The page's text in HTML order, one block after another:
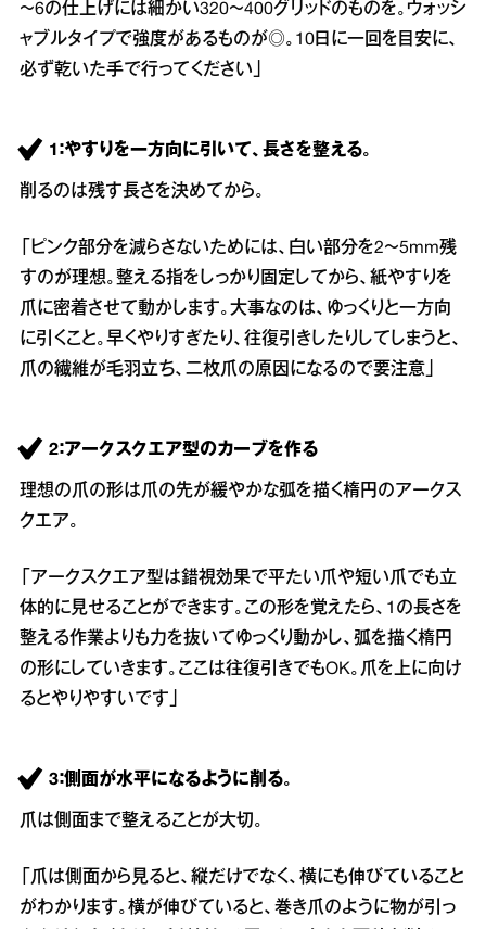
～6の仕上げには細かい320～400グリッドのものを。ウォッシ
ャブルタイプで強度があるものが◎。10日に一回を目安に、
必ず乾いた手で行ってください」
1：やすりを一方向に引いて、長さを整える。
削るのは残す長さを決めてから。
「ピンク部分を減らさないためには、白い部分を2～5mm残
すのが理想。整える指をしっかり固定してから、紙やすりを
爪に密着させて動かします。大事なのは、ゆっくりと一方向
に引くこと。早くやりすぎたり、往復引きしたりしてしまうと、
爪の繊維が毛羽立ち、二枚爪の原因になるので要注意」
2：アークスクエア型のカーブを作る
理想の爪の形は爪の先が緩やかな弧を描く楕円のアークス
クエア。
「アークスクエア型は錯視効果で平たい爪や短い爪でも立
体的に見せることができます。この形を覚えたら、1の長さを
整える作業よりも力を抜いてゆっくり動かし、弧を描く楕円
の形にしていきます。ここは往復引きでもOK。爪を上に向け
るとやりやすいです」
3：側面が水平になるように削る。
爪は側面まで整えることが大切。
「爪は側面から見ると、縦だけでなく、横にも伸びていること
がわかります。横が伸びていると、巻き爪のように物が引っ